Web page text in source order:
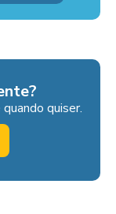
quiser.